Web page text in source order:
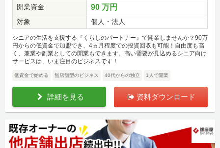
開業資金
90 万円
対象 個人・法人
シニアの生活を支援する『くらしのパートナー』で開業しませんか？90万
円からの低資金で加盟でき、4ヵ月程度での投資回収も可能！自由度も高
く、兼業や副業としての開業もできます。高い需要が見込めるシニア向け
サービスは、いま注目のビジネスです！
低資金で始める 無店舗型のビジネス 40代からの独立 1人で開業
詳細を見る 資料ダウンロード